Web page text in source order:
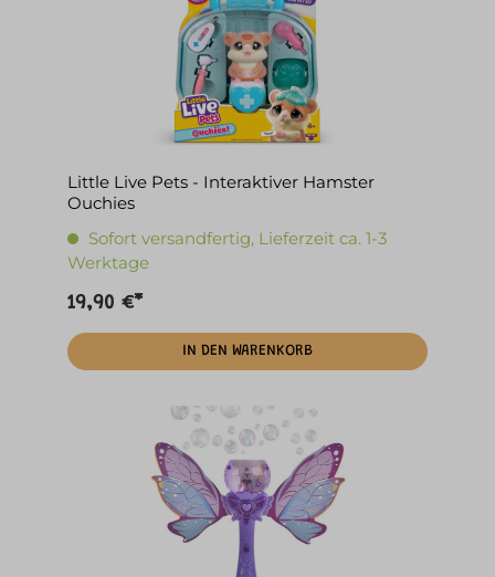
Little Live Pets - Interaktiver Hamster
Ouchies
Sofort versandfertig, Lieferzeit ca. 1-3
Werktage
19,90 €*
IN DEN WARENKORB